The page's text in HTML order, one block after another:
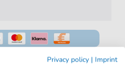
Privacy policy | Imprint